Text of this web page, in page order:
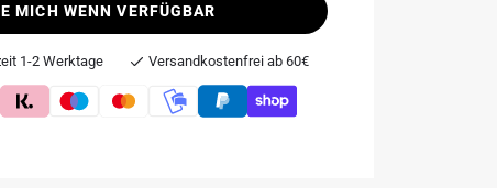
MICH WENN VERFÜGBAR
1-2 Werktage Versandkostenfrei ab 60€